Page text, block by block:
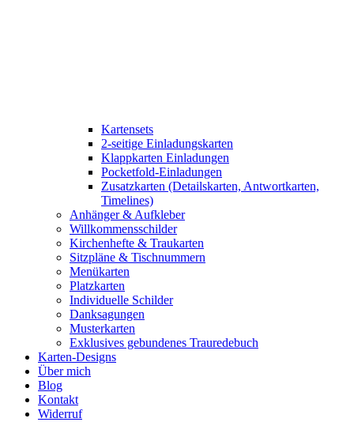
Kartensets
2-seitige Einladungskarten
Klappkarten Einladungen
Pocketfold-Einladungen
Zusatzkarten (Detailskarten, Antwortkarten,
Timelines)
Anhänger & Aufkleber
Willkommensschilder
Kirchenhefte & Traukarten
Sitzpläne & Tischnummern
Menükarten
Platzkarten
Individuelle Schilder
Danksagungen
Musterkarten
Exklusives gebundenes Trauredebuch
Karten-Designs
Über mich
Blog
Kontakt
Widerruf